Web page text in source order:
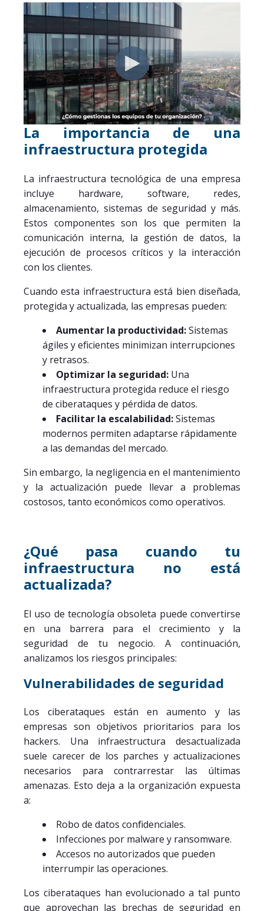
La importancia de una
infraestructura protegida
La infraestructura tecnológica de una empresa
incluye hardware, software, redes,
almacenamiento, sistemas de seguridad y más.
Estos componentes son los que permiten la
comunicación interna, la gestión de datos, la
ejecución de procesos críticos y la interacción
con los clientes.
Cuando esta infraestructura está bien diseñada,
protegida y actualizada, las empresas pueden:
Aumentar la productividad:Sistemas
ágiles y eficientes minimizan interrupciones
y retrasos.
Optimizar la seguridad: Una
infraestructura protegida reduce el riesgo
de ciberataques y pérdida de datos.
Facilitar la escalabilidad:Sistemas
modernos permiten adaptarse rápidamente
a las demandas del mercado.
Sin embargo, la negligencia en el mantenimiento
y la actualización puede llevar a problemas
costosos, tanto económicos como operativos.
¿Qué pasa cuando tu
infraestructura no está
actualizada?
El uso de tecnología obsoleta puede convertirse
en una barrera para el crecimiento y la
seguridad de tu negocio. A continuación,
analizamos los riesgos principales:
Vulnerabilidades de seguridad
Los ciberataques están en aumento y las
empresas son objetivos prioritarios para los
hackers. Una infraestructura desactualizada
suele carecer de los parches y actualizaciones
necesarios para contrarrestar las últimas
amenazas. Esto deja a la organización expuesta
a:
Robo de datos confidenciales.
Infecciones por malware y ransomware.
Accesos no autorizados que pueden
interrumpir las operaciones.
Los ciberataques han evolucionado a tal punto
que aprovechan las brechas de seguridad en